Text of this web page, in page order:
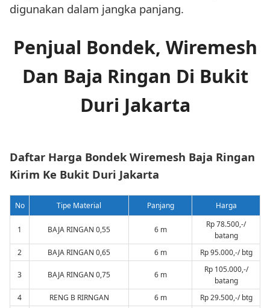
digunakan dalam jangka panjang.
Penjual Bondek, Wiremesh
Dan Baja Ringan Di Bukit
Duri Jakarta
Daftar Harga Bondek Wiremesh Baja Ringan
Kirim Ke Bukit Duri Jakarta
No Tipe Material Panjang Harga
1 BAJA RINGAN 0,55 6 m
Rp 78.500,-/
batang
2
BAJA RINGAN 0,65 6 m Rp 95.000,-/ btg
3 BAJA RINGAN 0,75 6 m
Rp 105.000,-/
batang
4
RENG B RIRNGAN 6 m Rp 29.500,-/ btg